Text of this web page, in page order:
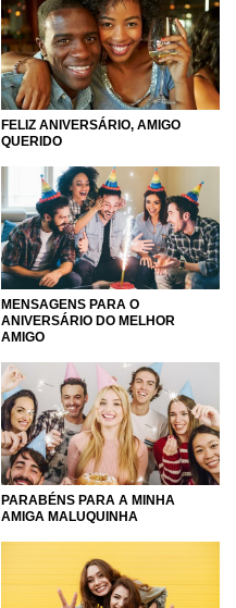
FELIZ ANIVERSÁRIO, AMIGO
QUERIDO
MENSAGENS PARA O
ANIVERSÁRIO DO MELHOR
AMIGO
PARABÉNS PARA A MINHA
AMIGA MALUQUINHA